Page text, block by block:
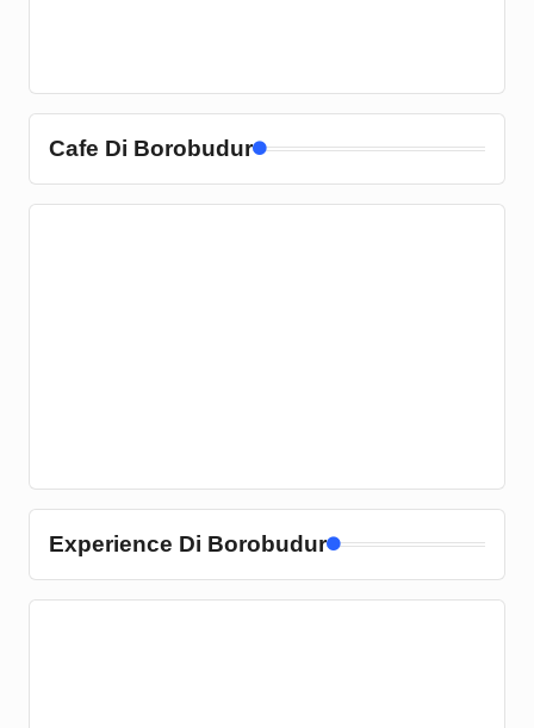
Cafe Di Borobudur
Experience Di Borobudur